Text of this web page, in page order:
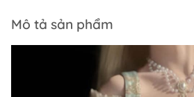
Mô tả sản phẩm